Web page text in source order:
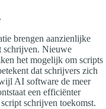
brengen aanzienlijke
schrijven. Nieuwe
het mogelijk om scripts
dat schrijvers zich
AI software de meer
een efficiënter
schrijven toekomst.